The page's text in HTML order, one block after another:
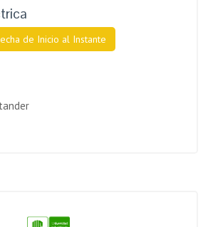
de Inicio al Instante